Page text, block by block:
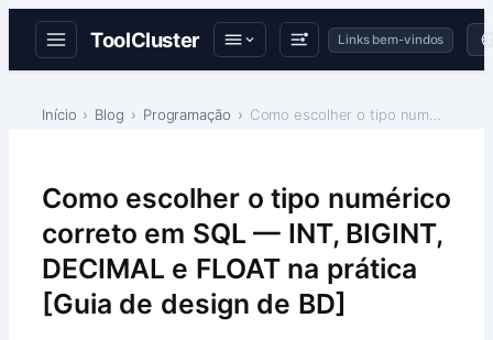
ToolCluster Links bem-vindos
Início Blog Programação Como escolher o tipo numérico correto em SQL — INT…
Como escolher o tipo numérico
correto em SQL — INT, BIGINT,
DECIMAL e FLOAT na prática
[Guia de design de BD]